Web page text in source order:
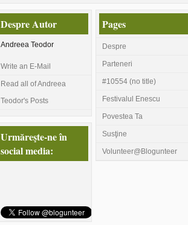
Despre Autor
Andreea Teodor
Write an E-Mail
Read all of Andreea
Teodor's Posts
Urmăreşte-ne în
social media:
Pages
Despre
Parteneri
#10554 (no title)
Festivalul Enescu
Povestea Ta
Susţine
Volunteer@Blogunteer